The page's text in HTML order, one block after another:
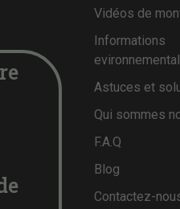
Vidéos de
Informations
Astuces et
Qui sommes
F.A.Q
Blog
Contactez-